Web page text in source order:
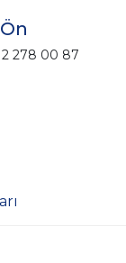
278 00 87